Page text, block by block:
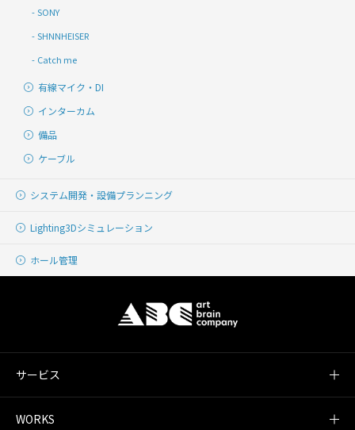
SONY
SHNNHEISER
Catch me
有線マイク・DI
インターカム
備品
ケーブル
システム開発・ 設備プランニング
Lighting3Dシミュレーション
ホール管理
サービス
WORKS